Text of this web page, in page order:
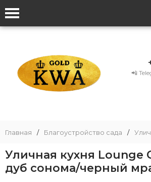
📲
Главная / Благоустройство сада /
Уличная кухня Lounge
дуб сонома/черный